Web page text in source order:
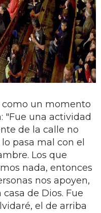
un momento
"Fue una actividad
de la calle no
pasa mal con el
Los que
nada, entonces
nos apoyen,
de Dios. Fue
el de arriba